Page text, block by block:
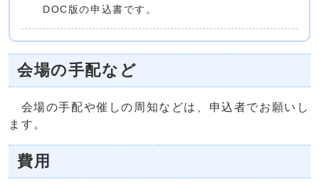
DOC版の申込書です。
会場の手配など
会場の手配や催しの周知などは、申込者でお願いし
ます。
費用